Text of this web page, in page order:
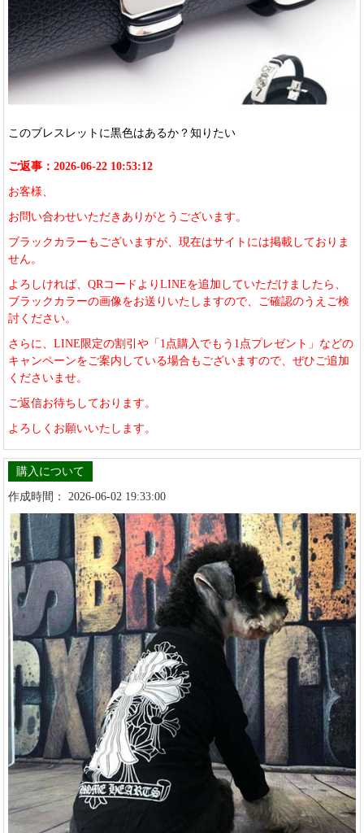
このブレスレットに黒色はあるか？知りたい
ご返事：2026-06-22 10:53:12
お客様、
お問い合わせいただきありがとうございます。
ブラックカラーもございますが、現在はサイトには掲載しておりま
せん。
よろしければ、QRコードよりLINEを追加していただけましたら、
ブラックカラーの画像をお送りいたしますので、ご確認のうえご検
討ください。
さらに、LINE限定の割引や「1点購入でもう1点プレゼント」などの
キャンペーンをご案内している場合もございますので、ぜひご追加
くださいませ。
ご返信お待ちしております。
よろしくお願いいたします。
購入について
作成時間： 2026-06-02 19:33:00